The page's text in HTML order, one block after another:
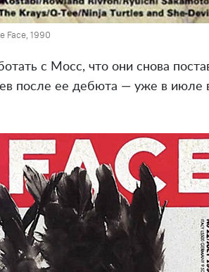
Face, 1990
с Мосс, что они снова
после ее дебюта — уже в июле